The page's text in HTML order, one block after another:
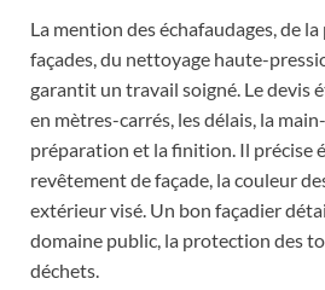
La mention des échafaudages, de
façades, du nettoyage haute-
garantit un travail soigné. Le devis
en mètres-carrés, les délais, la
préparation et la finition. Il précise
revêtement de façade, la couleur
extérieur visé. Un bon façadier
domaine public, la protection des
déchets.